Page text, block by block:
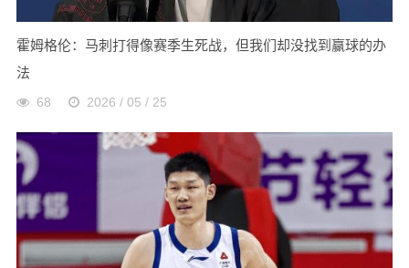
霍姆格伦：马刺打得像赛季生死战，但我们却没找到赢球的办
法
68 2026 / 05 / 25